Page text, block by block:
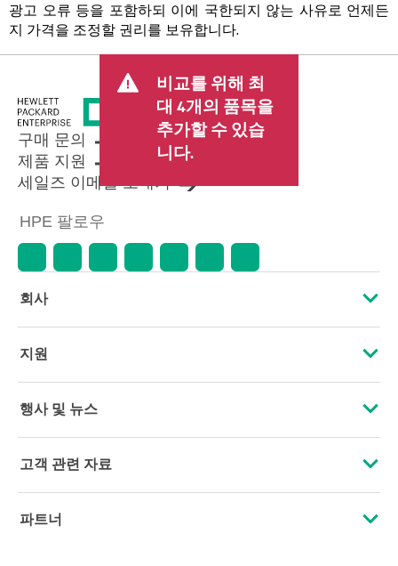
광고 오류 등을 포함하되 이에 국한되지 않는 사유로 언제든
지 가격을 조정할 권리를 보유합니다.
비교를 위해 최
대 4개의 품목을
추가할 수 있습
니다.
구매 문의
제품 지원
세일즈 이메일 보내기
HPE 팔로우
회사
HPE 소개
기업의 책임
HPE Labs
지원
운영 지원 서비스
소프트웨어 및 드라이버
행사 및 뉴스
행사
고객 관련 자료
문의하기
파트너